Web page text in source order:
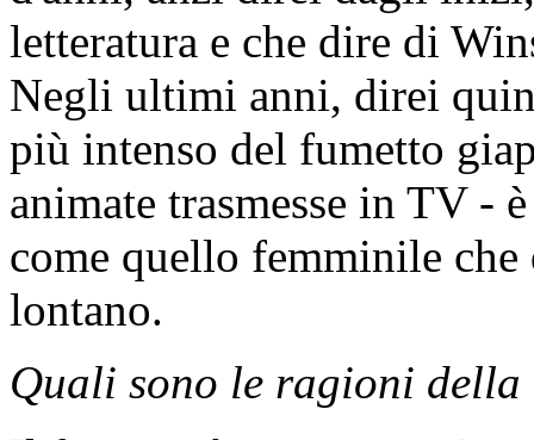
letteratura e che dire di
Negli ultimi anni, direi
più intenso del fumetto
animate trasmesse in TV -
come quello femminile che
lontano.
Quali sono le ragioni della